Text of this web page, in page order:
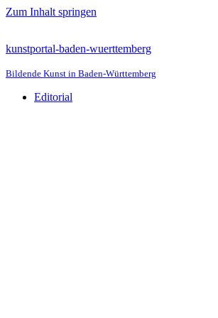
Zum Inhalt springen
kunstportal-baden-wuerttemberg
Bildende Kunst in Baden-Württemberg
Editorial